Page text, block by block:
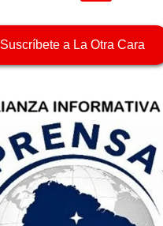
Suscríbete a La Otra Cara